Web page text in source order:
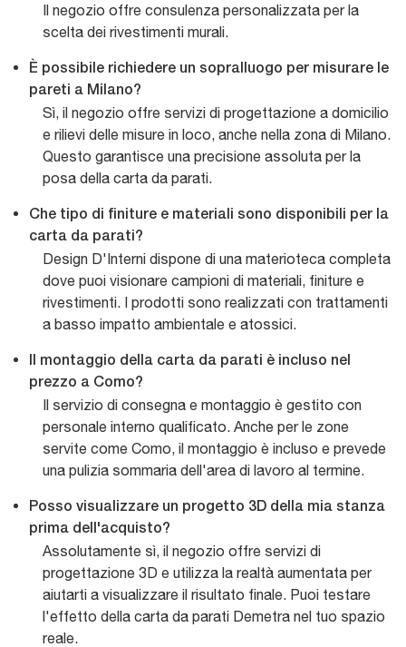
Il negozio offre consulenza personalizzata per la
scelta dei rivestimenti murali.
È possibile richiedere un sopralluogo per misurare le
pareti a Milano?
Sì, il negozio offre servizi di progettazione a domicilio
e rilievi delle misure in loco, anche nella zona di Milano.
Questo garantisce una precisione assoluta per la
posa della carta da parati.
Che tipo di finiture e materiali sono disponibili per la
carta da parati?
Design D'Interni dispone di una materioteca completa
dove puoi visionare campioni di materiali, finiture e
rivestimenti. I prodotti sono realizzati con trattamenti
a basso impatto ambientale e atossici.
Il montaggio della carta da parati è incluso nel
prezzo a Como?
Il servizio di consegna e montaggio è gestito con
personale interno qualificato. Anche per le zone
servite come Como, il montaggio è incluso e prevede
una pulizia sommaria dell'area di lavoro al termine.
Posso visualizzare un progetto 3D della mia stanza
prima dell'acquisto?
Assolutamente sì, il negozio offre servizi di
progettazione 3D e utilizza la realtà aumentata per
aiutarti a visualizzare il risultato finale. Puoi testare
l'effetto della carta da parati Demetra nel tuo spazio
reale.